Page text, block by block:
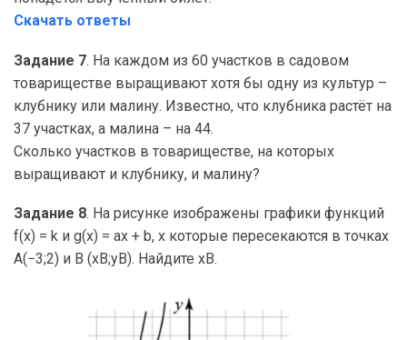
Скачать ответы
Задание 7. На каждом из 60 участков в садовом
товариществе выращивают хотя бы одну из культур –
клубнику или малину. Известно, что клубника растёт на
37 участках, а малина – на 44.
Сколько участков в товариществе, на которых
выращивают и клубнику, и малину?
Задание 8. На рисунке изображены графики функций
f(x) = k и g(x) = ax + b, x которые пересекаются в точках
A(−3;2) и B (xB;yB). Найдите xB.